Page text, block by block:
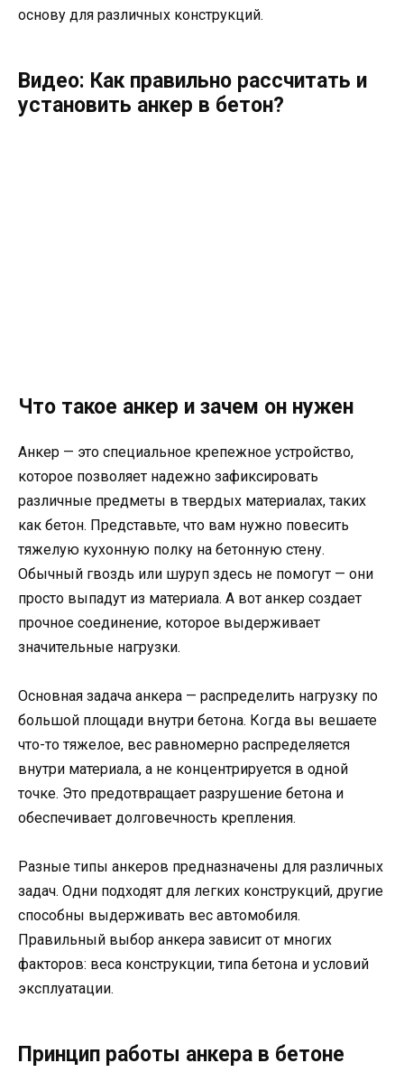
основу для различных конструкций.
Видео: Как правильно рассчитать и
установить анкер в бетон?
Что такое анкер и зачем он нужен
Анкер — это специальное крепежное устройство,
которое позволяет надежно зафиксировать
различные предметы в твердых материалах, таких
как бетон. Представьте, что вам нужно повесить
тяжелую кухонную полку на бетонную стену.
Обычный гвоздь или шуруп здесь не помогут — они
просто выпадут из материала. А вот анкер создает
прочное соединение, которое выдерживает
значительные нагрузки.
Основная задача анкера — распределить нагрузку по
большой площади внутри бетона. Когда вы вешаете
что-то тяжелое, вес равномерно распределяется
внутри материала, а не концентрируется в одной
точке. Это предотвращает разрушение бетона и
обеспечивает долговечность крепления.
Разные типы анкеров предназначены для различных
задач. Одни подходят для легких конструкций, другие
способны выдерживать вес автомобиля.
Правильный выбор анкера зависит от многих
факторов: веса конструкции, типа бетона и условий
эксплуатации.
Принцип работы анкера в бетоне